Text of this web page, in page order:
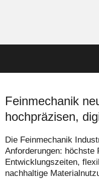
Feinmechanik
hochpräzisen,
Die Feinmechanik
Anforderungen: höchste
Entwicklungszeiten,
nachhaltige